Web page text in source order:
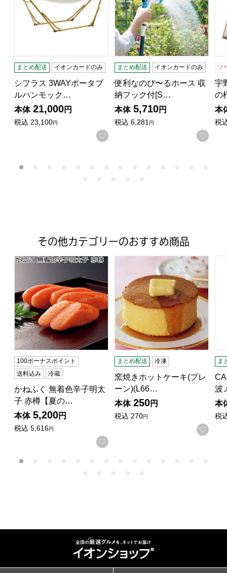
まとめ配送 イオンカードのみ
シフラス 3WAYポータブ
ルハンモック…
本体 21,000円
税込 23,100円
お気に入りに登録する
まとめ配送 イオンカードのみ
便利なのび〜るホース 収
納フック付[S…
本体 5,710円
税込 6,281 円
お気
ソ
宇
の
本
税
その他カテゴリーのおすすめ商品
かねふく 無着色辛子明太子 赤樽【夏の贈りもの・お中元
100ボーナスポイント
送料込み
冷蔵
かねふく 無着色辛子明太
子 赤樽【夏の…
本体 5,200円
税込 5,616円
お気に入りに登録する
窯焼きホットケーキ(プレーン
まとめ配送 冷凍
窯焼きホットケーキ(プレ
ーン)(L66…
本体 250円
税込 270円
お気
ま
波
本
税